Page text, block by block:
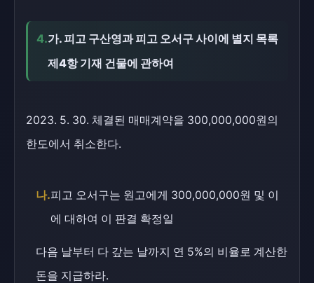
4.가. 피고 구산영과 피고 오서구 사이에 별지 목록
제4항 기재 건물에 관하여
2023. 5. 30. 체결된 매매계약을 300,000,000원의
한도에서 취소한다.
나.피고 오서구는 원고에게 300,000,000원 및 이
에 대하여 이 판결 확정일
다음 날부터 다 갚는 날까지 연 5%의 비율로 계산한
돈을 지급하라.